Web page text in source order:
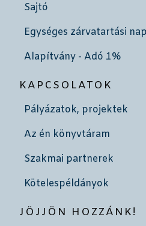
Sajtó
Egységes zárvatartási
Alapítvány - Adó 1%
KAPCSOLATOK
Pályázatok, projektek
Az én könyvtáram
Szakmai partnerek
Kötelespéldányok
JÖJJÖN HOZZÁNK!